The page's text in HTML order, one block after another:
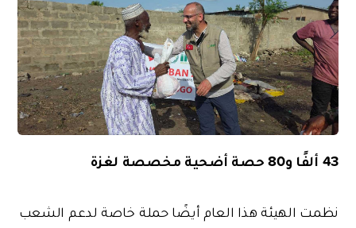
43 ألفًا و80 حصة أضحية مخصصة لغزة
نظمت الهيئة هذا العام أيضًا حملة خاصة لدعم الشعب